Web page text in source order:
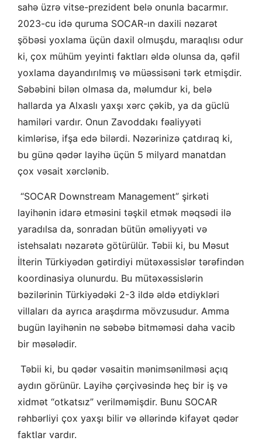
sahə üzrə vitse-prezident belə onunla bacarmır.
2023-cu idə quruma SOCAR-ın daxili nəzarət
şöbəsi yoxlama üçün daxil olmuşdu, maraqlısı odur
ki, çox mühüm yeyinti faktları əldə olunsa da, qəfil
yoxlama dayandırılmış və müəssisəni tərk etmişdir.
Səbəbini bilən olmasa da, məlumdur ki, belə
hallarda ya Alxaslı yaxşı xərc çəkib, ya da güclü
hamiləri vardır. Onun Zavoddakı fəaliyyəti
kimlərisə, ifşa edə bilərdi. Nəzərinizə çatdıraq ki,
bu günə qədər layihə üçün 5 milyard manatdan
çox vəsait xərclənib.
“SOCAR Downstream Management” şirkəti
layihənin idarə etməsini təşkil etmək məqsədi ilə
yaradılsa da, sonradan bütün əməliyyəti və
istehsalatı nəzarətə götürülür. Təbii ki, bu Məsut
İlterin Türkiyədən gətirdiyi mütəxəssislər tərəfindən
koordinasiya olunurdu. Bu mütəxəssislərin
bəzilərinin Türkiyədəki 2-3 ildə əldə etdiykləri
villaları da ayrıca araşdırma mövzusudur. Amma
bugün layihənin nə səbəbə bitməməsi daha vacib
bir məsələdir.
Təbii ki, bu qədər vəsaitin mənimsənilməsi açıq
aydın görünür. Layihə çərçivəsində heç bir iş və
xidmət “otkatsız” verilməmişdir. Bunu SOCAR
rəhbərliyi çox yaxşı bilir və əllərində kifayət qədər
faktlar vardır.